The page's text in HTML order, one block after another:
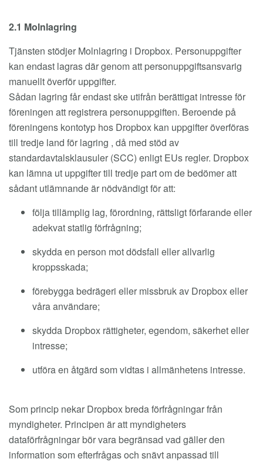
2.1 Molnlagring
Tjänsten stödjer Molnlagring i Dropbox. Personuppgifter
kan endast lagras där genom att personuppgiftsansvarig
manuellt överför uppgifter.
Sådan lagring får endast ske utifrån berättigat intresse för
föreningen att registrera personuppgiften. Beroende på
föreningens kontotyp hos Dropbox kan uppgifter överföras
till tredje land för lagring , då med stöd av
standardavtalsklausuler (SCC) enligt EUs regler. Dropbox
kan lämna ut uppgifter till tredje part om de bedömer att
sådant utlämnande är nödvändigt för att:
följa tillämplig lag, förordning, rättsligt förfarande eller
adekvat statlig förfrågning;
skydda en person mot dödsfall eller allvarlig
kroppsskada;
förebygga bedrägeri eller missbruk av Dropbox eller
våra användare;
skydda Dropbox rättigheter, egendom, säkerhet eller
intresse;
utföra en åtgärd som vidtas i allmänhetens intresse.
Som princip nekar Dropbox breda förfrågningar från
myndigheter. Principen är att myndigheters
dataförfrågningar bör vara begränsad vad gäller den
information som efterfrågas och snävt anpassad till